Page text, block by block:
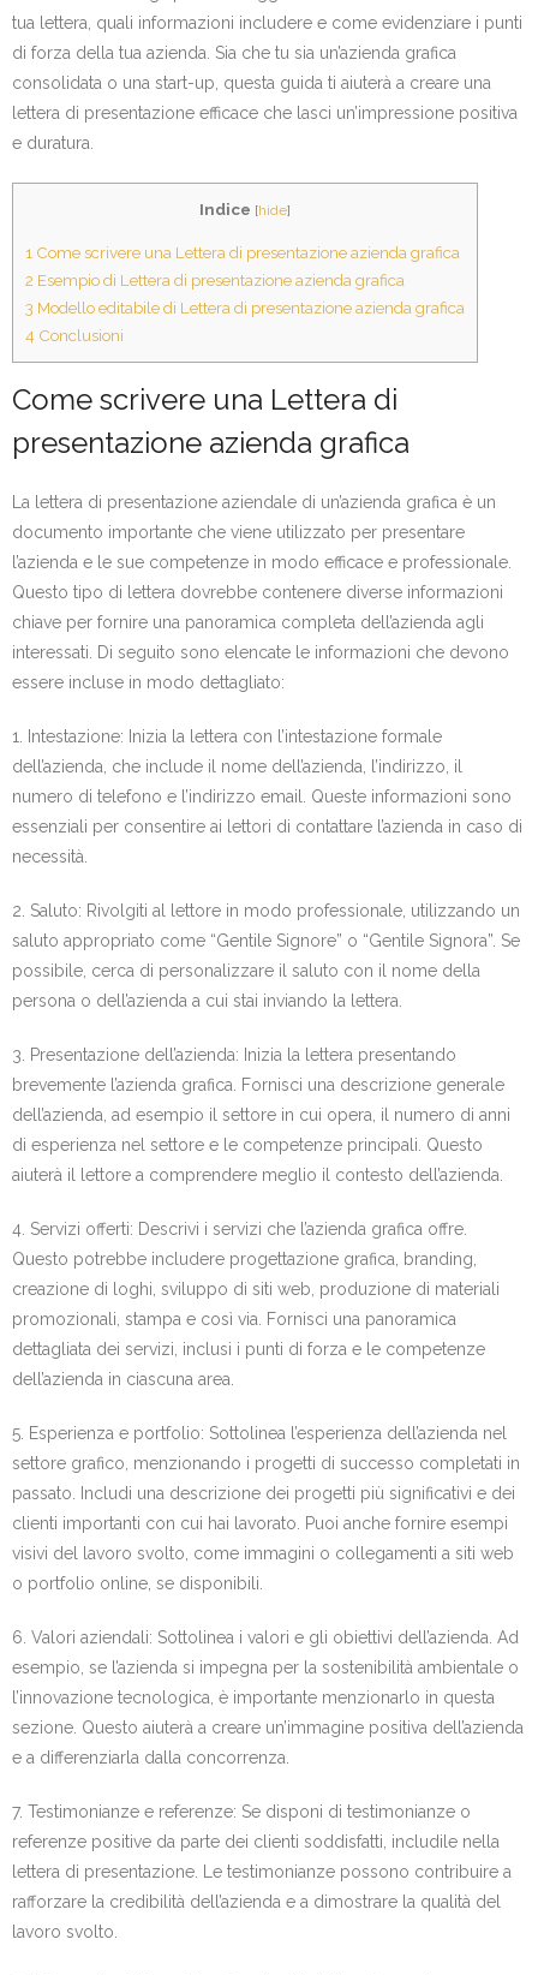
tua lettera, quali informazioni includere e come evidenziare i punti
di forza della tua azienda. Sia che tu sia un’azienda grafica
consolidata o una start-up, questa guida ti aiuterà a creare una
lettera di presentazione efficace che lasci un’impressione positiva
e duratura.
Indice [hide]
1 Come scrivere una Lettera di presentazione azienda grafica
2 Esempio di Lettera di presentazione azienda grafica
3 Modello editabile di Lettera di presentazione azienda grafica
4 Conclusioni
Come scrivere una Lettera di
presentazione azienda grafica
La lettera di presentazione aziendale di un’azienda grafica è un
documento importante che viene utilizzato per presentare
l’azienda e le sue competenze in modo efficace e professionale.
Questo tipo di lettera dovrebbe contenere diverse informazioni
chiave per fornire una panoramica completa dell’azienda agli
interessati. Di seguito sono elencate le informazioni che devono
essere incluse in modo dettagliato:
1. Intestazione: Inizia la lettera con l’intestazione formale
dell’azienda, che include il nome dell’azienda, l’indirizzo, il
numero di telefono e l’indirizzo email. Queste informazioni sono
essenziali per consentire ai lettori di contattare l’azienda in caso di
necessità.
2. Saluto: Rivolgiti al lettore in modo professionale, utilizzando un
saluto appropriato come “Gentile Signore” o “Gentile Signora”. Se
possibile, cerca di personalizzare il saluto con il nome della
persona o dell’azienda a cui stai inviando la lettera.
3. Presentazione dell’azienda: Inizia la lettera presentando
brevemente l’azienda grafica. Fornisci una descrizione generale
dell’azienda, ad esempio il settore in cui opera, il numero di anni
di esperienza nel settore e le competenze principali. Questo
aiuterà il lettore a comprendere meglio il contesto dell’azienda.
4. Servizi offerti: Descrivi i servizi che l’azienda grafica offre.
Questo potrebbe includere progettazione grafica, branding,
creazione di loghi, sviluppo di siti web, produzione di materiali
promozionali, stampa e così via. Fornisci una panoramica
dettagliata dei servizi, inclusi i punti di forza e le competenze
dell’azienda in ciascuna area.
5. Esperienza e portfolio: Sottolinea l’esperienza dell’azienda nel
settore grafico, menzionando i progetti di successo completati in
passato. Includi una descrizione dei progetti più significativi e dei
clienti importanti con cui hai lavorato. Puoi anche fornire esempi
visivi del lavoro svolto, come immagini o collegamenti a siti web
o portfolio online, se disponibili.
6. Valori aziendali: Sottolinea i valori e gli obiettivi dell’azienda. Ad
esempio, se l’azienda si impegna per la sostenibilità ambientale o
l’innovazione tecnologica, è importante menzionarlo in questa
sezione. Questo aiuterà a creare un’immagine positiva dell’azienda
e a differenziarla dalla concorrenza.
7. Testimonianze e referenze: Se disponi di testimonianze o
referenze positive da parte dei clienti soddisfatti, includile nella
lettera di presentazione. Le testimonianze possono contribuire a
rafforzare la credibilità dell’azienda e a dimostrare la qualità del
lavoro svolto.